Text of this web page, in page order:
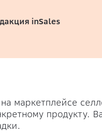
inSales
маркетплейсе
продукту.